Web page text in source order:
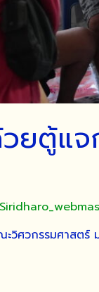
ยตู้แ
วิศวกรรมศาสตร์